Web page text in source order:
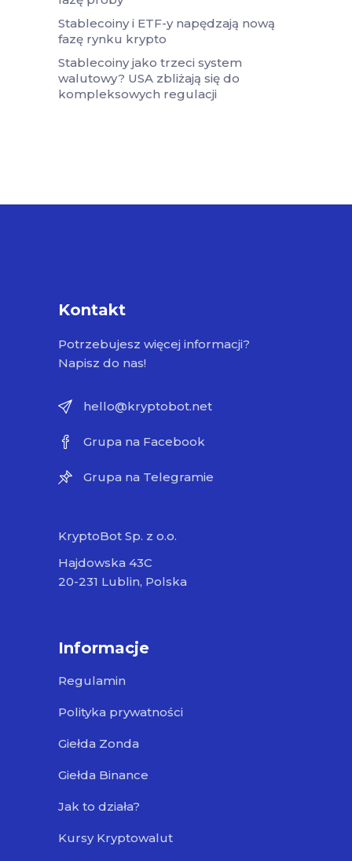
Stablecoiny i ETF-y napędzają nową
fazę rynku krypto
Stablecoiny jako trzeci system
walutowy? USA zbliżają się do
kompleksowych regulacji
Kontakt
Potrzebujesz więcej informacji?
Napisz do nas!
hello@kryptobot.net
Grupa na Facebook
Grupa na Telegramie
KryptoBot Sp. z o.o.
Hajdowska 43C
20-231 Lublin, Polska
Informacje
Regulamin
Polityka prywatności
Giełda Zonda
Giełda Binance
Jak to działa?
Kursy Kryptowalut